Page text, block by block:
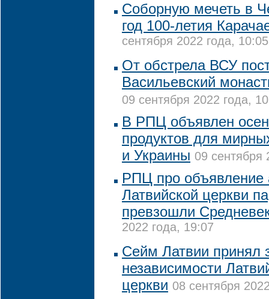
Соборную мечеть в
год 100-летия
сентября 2022 года, 10:05
От обстрела ВСУ
Васильевский
09 сентября 2022 года,
В РПЦ объявлен
продуктов для
и Украины 09 сентября
РПЦ про объявление
Латвийской церкви
превзошли
2022 года, 19:07
Сейм Латвии принял
независимости
церкви 08 сентября